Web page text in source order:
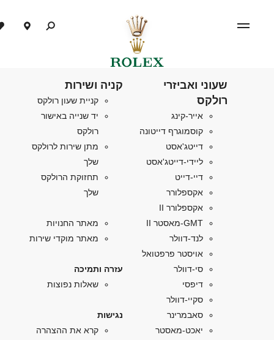
שעוני ואביזרי
רולקס
אייר-קינג
קוסמוגרף דייטונה
דייטג'אסט
ליידי-דייטג'אסט
דיי-דייט
אקספלורר
אקספלורר II
GMT-מאסטר II
לנד-דוולר
אויסטר פרפטואל
סי-דוולר
דיפסי
סקיי-דוולר
סאבמרינר
יאכט-מאסטר
קניה ושירות
קניית שעון רולקס
יד שנייה באישור
רולקס
מתן שירות לרולקס
שלך
תחזוקת הרולקס
שלך
מאתר החנויות
מאתר מוקדי שירות
עזרה ותמיכה
שאלות נפוצות
נגישות
קרא את ההצהרה